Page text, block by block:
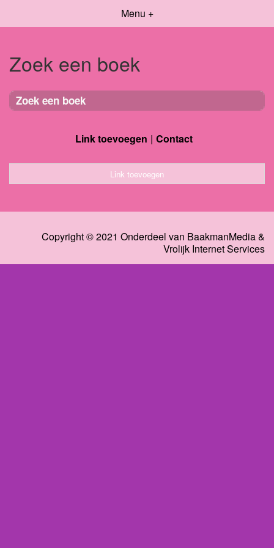
Menu +
Zoek een boek
Zoek een boek
Link toevoegen Contact
Link toevoegen
Copyright © 2021 Onderdeel van BaakmanMedia&
Vrolijk Internet Services